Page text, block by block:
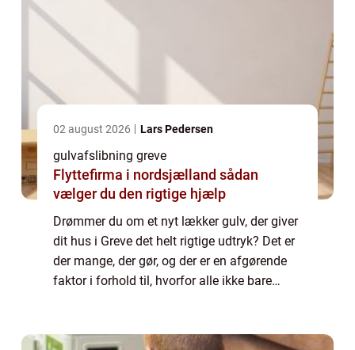
02 august 2026 Lars Pedersen
gulvafslibning greve
Flyttefirma i nordsjælland sådan
vælger du den rigtige hjælp
Drømmer du om et nyt lækker gulv, der giver
dit hus i Greve det helt rigtige udtryk? Det er
der mange, der gør, og der er en afgørende
faktor i forhold til, hvorfor alle ikke bare